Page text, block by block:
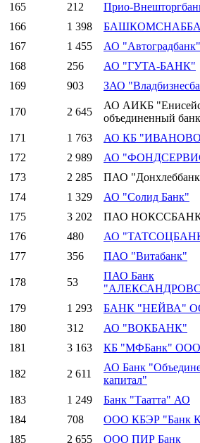
165
212 Прио-
166
1 398
167
1 455 АО "Автоградбанк"
168
256 АО "ГУТА-БАНК"
169
903 ЗАО
170 2 645
АО АИКБ
объединенный
171 1 763 АО КБ
172
2 989 АО
173
2 285 ПАО
174
1 329 АО "Солид Банк"
175
3 202 ПАО
176
480 АО
177
356 ПАО "Витабанк"
178 53
ПАО Банк
179 1 293 БАНК "НЕЙВА"
180
312 АО "ВОКБАНК"
181
3 163 КБ "МФБанк" ООО
182 2 611
АО Банк
капитал"
183 1 249 Банк "Таатта" АО
184
708 ООО КБЭР "Банк
185
2 655 ООО ПИР Банк